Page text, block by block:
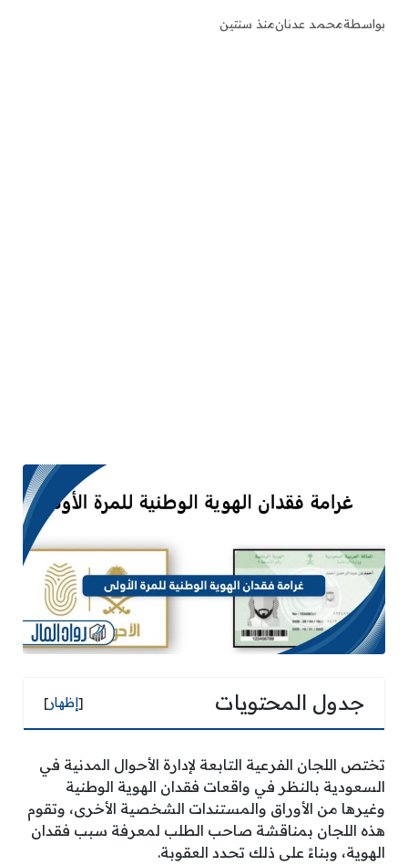
بواسطةمحمد عدنانمنذ سنتين
جدول المحتويات [إظهار]
تختص اللجان الفرعية التابعة لإدارة الأحوال المدنية في
السعودية بالنظر في واقعات فقدان الهوية الوطنية
وغيرها من الأوراق والمستندات الشخصية الأخرى، وتقوم
هذه اللجان بمناقشة صاحب الطلب لمعرفة سبب فقدان
الهوية، وبناءً على ذلك تحدد العقوبة.